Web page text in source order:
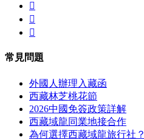



常見問題
外國人辦理入藏函
西藏林芝桃花節
2026中國免簽政策詳解
西藏域龍同業地接合作
為何選擇西藏域龍旅行社？